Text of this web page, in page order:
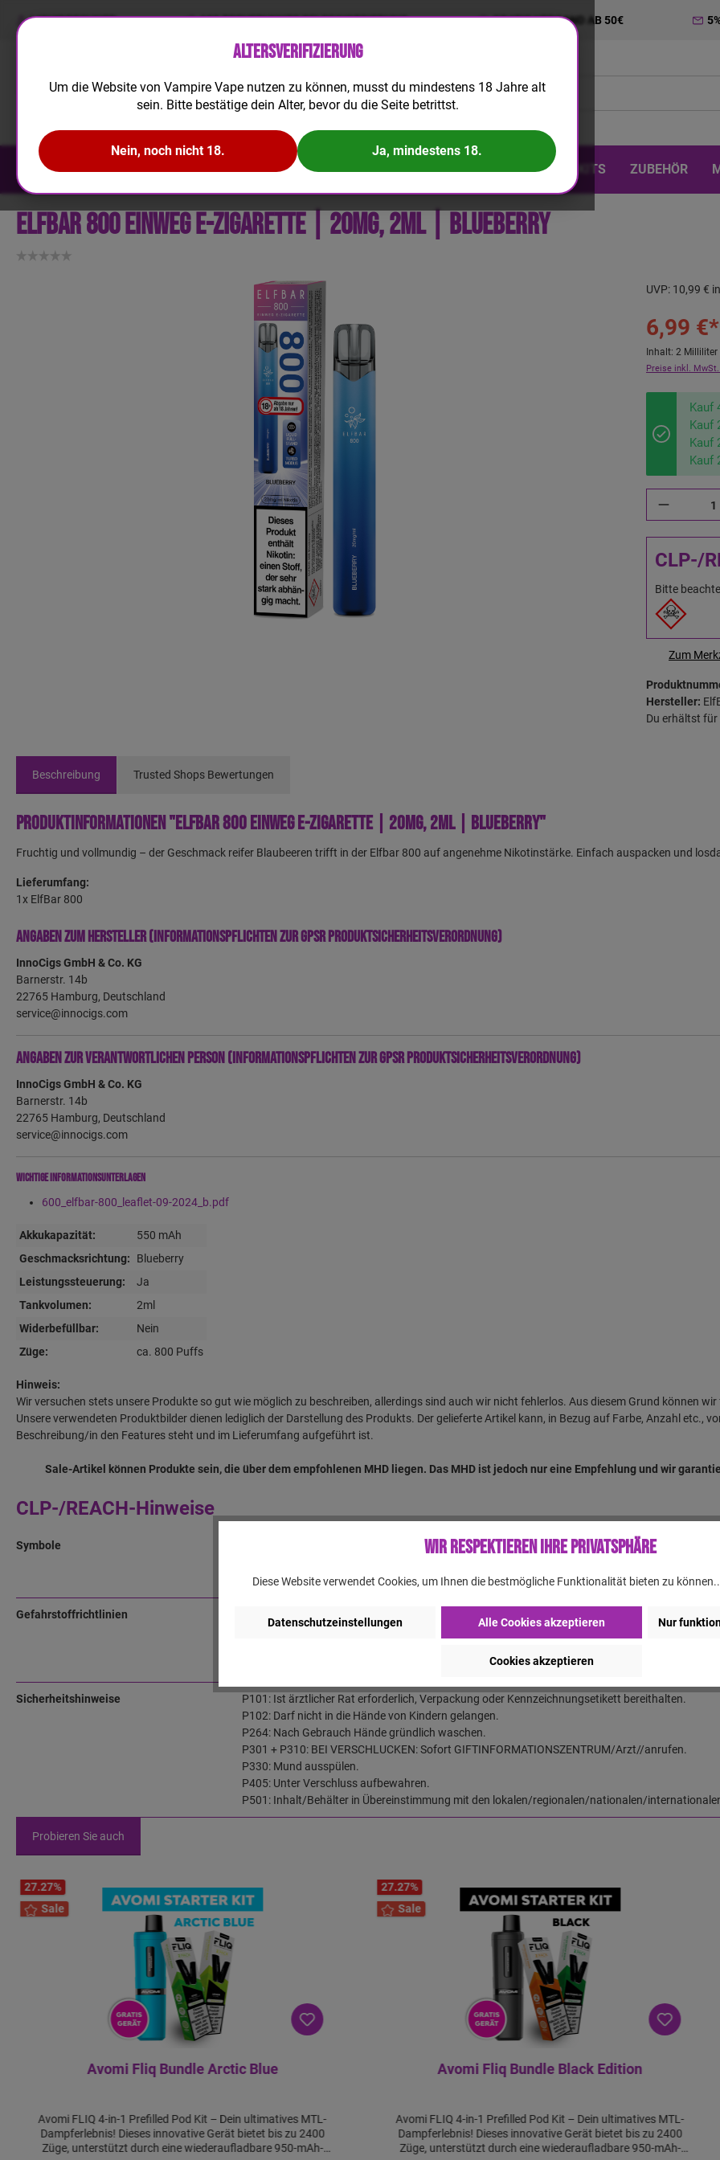
LIQUIDRECHNER 100 TREUEPUNKTE BEI REGISTRIERUNG GRATIS VERSAND AB 50€
NEUHEITEN E-LIQUID AROMA & DIY EINWEG BIG PUFF KITS ZUBEHÖR
Elfbar 800 Einweg E-Zigarette | 20mg, 2ml | Blueberry
UVP: 10,99 €
6,99 €*
Inhalt: 2 Milliliter
Preise inkl.
Kauf
Kauf
Kauf
Kauf
CLP-/
Bitte
Zum
Hersteller:
Du erhältst
Beschreibung Trusted Shops Bewertungen
Produktinformationen "Elfbar 800 Einweg E-Zigarette | 20mg, 2ml | Blueberry"
Fruchtig und vollmundig – der Geschmack reifer Blaubeeren trifft in der Elfbar 800 auf angenehme Nikotinstärke. Einfach auspacken und
Lieferumfang:
1x ElfBar 800
Angaben zum Hersteller (Informationspflichten zur GPSR Produktsicherheitsverordnung)
InnoCigs GmbH & Co. KG
Barnerstr. 14b
22765 Hamburg, Deutschland
service@innocigs.com
Angaben zur verantwortlichen Person (Informationspflichten zur GPSR Produktsicherheitsverordnung)
InnoCigs GmbH & Co. KG
Barnerstr. 14b
22765 Hamburg, Deutschland
service@innocigs.com
Wichtige Informationsunterlagen
600_elfbar-800_leaflet-09-2024_b.pdf
Akkukapazität:
550 mAh
Geschmacksrichtung:
Blueberry
Leistungssteuerung:
Ja
Tankvolumen:
2ml
Widerbefüllbar:
Nein
Züge:
ca. 800 Puffs
Hinweis:
Wir versuchen stets unsere Produkte so gut wie möglich zu beschreiben, allerdings sind auch wir nicht fehlerlos. Aus diesem Grund können
Unsere verwendeten Produktbilder dienen lediglich der Darstellung des Produkts. Der gelieferte Artikel kann, in Bezug auf Farbe, Anzahl etc.,
Beschreibung/in den Features steht und im Lieferumfang aufgeführt ist.
Sale-Artikel können Produkte sein, die über dem empfohlenen MHD liegen. Das MHD ist jedoch nur eine Empfehlung und wir
CLP-/REACH-Hinweise
Symbole
Gefahrstoffrichtlinien
H312: Gesundheitsschädlich bei Hautkontakt.
H412: Schädlich für Wasserorganismen, mit langfristiger Wirkung.
Sicherheitshinweise
P101: Ist ärztlicher Rat erforderlich, Verpackung oder Kennzeichnungsetikett bereithalten.
P102: Darf nicht in die Hände von Kindern gelangen.
P264: Nach Gebrauch Hände gründlich waschen.
P301 + P310: BEI VERSCHLUCKEN: Sofort GIFTINFORMATIONSZENTRUM/Arzt//anrufen.
P330: Mund ausspülen.
P405: Unter Verschluss aufbewahren.
P501: Inhalt/Behälter in Übereinstimmung mit den lokalen/regionalen/nationalen/
Probieren Sie auch
27.27%
Sale
Avomi Fliq Bundle Arctic Blue
Avomi FLIQ 4-in-1 Prefilled Pod Kit – Dein ultimatives MTL-
Dampferlebnis! Dieses innovative Gerät bietet bis zu 2400
Züge, unterstützt durch eine wiederaufladbare 950-mAh-
27.27%
Sale
Avomi Fliq Bundle Black Edition
Avomi FLIQ 4-in-1 Prefilled Pod Kit – Dein ultimatives MTL-
Dampferlebnis! Dieses innovative Gerät bietet bis zu 2400
Züge, unterstützt durch eine wiederaufladbare 950-mAh-
Wir respektieren Ihre Privatsphäre
Diese Website verwendet Cookies, um Ihnen die bestmögliche Funktionalität bieten zu
Datenschutzeinstellungen Alle Cookies akzeptieren Nur
Cookies akzeptieren
Altersverifizierung
Um die Website von Vampire Vape nutzen zu können, musst du mindestens 18 Jahre alt
sein. Bitte bestätige dein Alter, bevor du die Seite betrittst.
Nein, noch nicht 18. Ja, mindestens 18.